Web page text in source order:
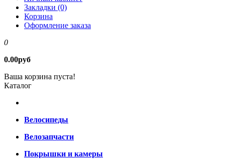
Закладки (0)
Корзина
Оформление заказа
0
0.00руб
Ваша корзина пуста!
Каталог
Велосипеды
Велозапчасти
Покрышки и камеры